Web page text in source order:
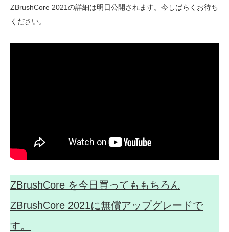
ZBrushCore 2021の詳細は明日公開されます。今しばらくお待ち
ください。
ZBrushCore を今日買ってももちろん
ZBrushCore 2021に無償アップグレードで
す。